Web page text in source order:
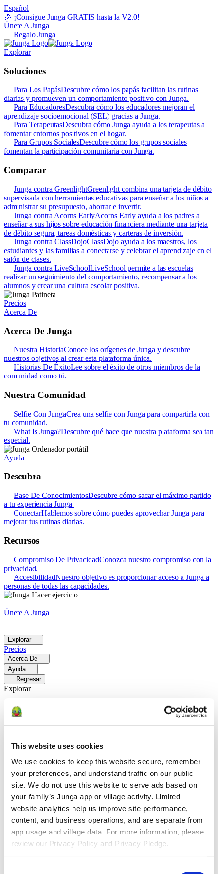
This website uses cookies
We use cookies to keep this website secure, remember
your preferences, and understand traffic on our public
site. We do not use this website to serve ads based on
your family’s Junga app or village activity. Limited
website analytics help us improve site performance,
content, and business operations, and are separate from
app usage and village data. For more information, please
review our Privacy Policy and Privacy Pledge.
Español
🎉 ¡Consigue Junga GRATIS hasta la V2.0!
Únete A Junga
Regalo Junga
Explorar
Soluciones
Para Los PapásDescubre cómo los papás facilitan las rutinas
diarias y promueven un comportamiento positivo con Junga.
Para EducadoresDescubra cómo los educadores mejoran el
aprendizaje socioemocional (SEL) gracias a Junga.
Para TerapeutasDescubra cómo Junga ayuda a los terapeutas a
fomentar entornos positivos en el hogar.
Para Grupos SocialesDescubre cómo los grupos sociales
fomentan la participación comunitaria con Junga.
Comparar
Junga contra GreenlightGreenlight combina una tarjeta de débito
supervisada con herramientas educativas para enseñar a los niños a
administrar su presupuesto, ahorrar e invertir.
Junga contra Acorns EarlyAcorns Early ayuda a los padres a
enseñar a sus hijos sobre educación financiera mediante una tarjeta
de débito segura, tareas domésticas y carteras de inversión.
Junga contra ClassDojoClassDojo ayuda a los maestros, los
estudiantes y las familias a conectarse y celebrar el aprendizaje en el
salón de clases.
Junga contra LiveSchoolLiveSchool permite a las escuelas
realizar un seguimiento del comportamiento, recompensar a los
alumnos y crear una cultura escolar positiva.
Precios
Acerca De
Acerca De Junga
Nuestra HistoriaConoce los orígenes de Junga y descubre
nuestros objetivos al crear esta plataforma única.
Historias De ÉxitoLee sobre el éxito de otros miembros de la
comunidad como tú.
Nuestra Comunidad
Selfie Con JungaCrea una selfie con Junga para compartirla con
tu comunidad.
What Is Junga?Descubre qué hace que nuestra plataforma sea tan
especial.
Ayuda
Descubra
Base De ConocimientosDescubre cómo sacar el máximo partido
a tu experiencia Junga.
ConectarHablemos sobre cómo puedes aprovechar Junga para
mejorar tus rutinas diarias.
Recursos
Compromiso De PrivacidadConozca nuestro compromiso con la
privacidad.
AccesibilidadNuestro objetivo es proporcionar acceso a Junga a
personas de todas las capacidades.
Únete A Junga
Explorar
Precios
Acerca De
Ayuda
Regresar
Explorar
Soluciones
Para Los PapásDescubre cómo los papás facilitan las rutinas
EducadoresDescubra cómo los educadores mejoran el aprendizaje
cómo Junga ayuda a los terapeutas a fomentar entornos positivos en
el hogar.
Para Grupos SocialesDescubre cómo los grupos sociales
fomentan la participación comunitaria con Junga.
Comparar
Junga contra Greenlight Greenlight combina una tarjeta de débito
supervisada con herramientas educativas para enseñar a los niños a
administrar su presupuesto, ahorrar e invertir.
Junga contra Acorns
EarlyAcorns Early ayuda a los padres a enseñar a sus hijos sobre
ClassDojo ayuda a los maestros, los estudiantes y las